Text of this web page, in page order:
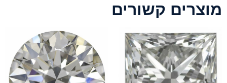
מוצרים קשורים